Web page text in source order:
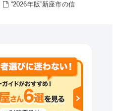
“2026年版”新座市の信